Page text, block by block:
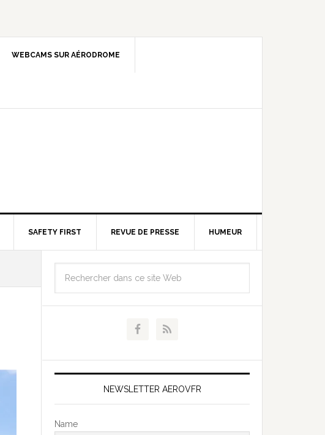
WEBCAMS SUR AÉRODROME
SAFETY FIRST REVUE DE PRESSE HUMEUR
NEWSLETTER AEROVFR
Name